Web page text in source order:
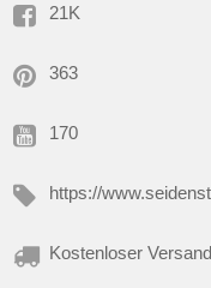
21K
363
170
https://
Kostenloser Versand